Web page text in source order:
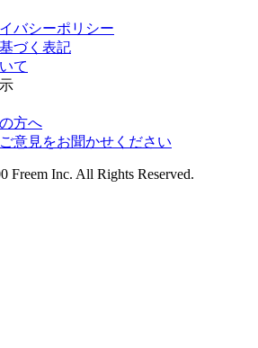
バシーポリシー
づく表記
て
方へ
意見をお聞かせください
Freem Inc. All Rights Reserved.